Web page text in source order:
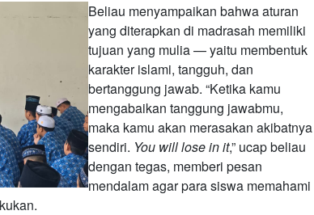
Beliau menyampaikan bahwa aturan
yang diterapkan di madrasah memiliki
tujuan yang mulia — yaitu membentuk
karakter islami, tangguh, dan
bertanggung jawab. “Ketika kamu
mengabaikan tanggung jawabmu,
maka kamu akan merasakan akibatnya
sendiri. You will lose in it,” ucap beliau
dengan tegas, memberi pesan
mendalam agar para siswa memahami